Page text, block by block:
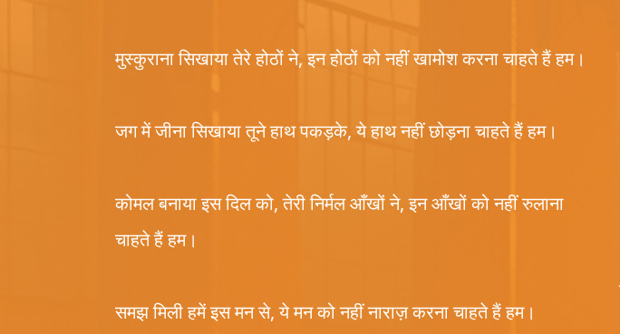
मुस्कुराना सिखाया तेरे होठों ने, इन होठों को नहीं खामोश करना चाहते हैं हम।
जग में जीना सिखाया तूने हाथ पकड़के, ये हाथ नहीं छोड़ना चाहते हैं हम।
कोमल बनाया इस दिल को, तेरी निर्मल आँखों ने, इन आँखों को नहीं रुलाना
चाहते हैं हम।
समझ मिली हमें इस मन से, ये मन को नहीं नाराज़ करना चाहते हैं हम।